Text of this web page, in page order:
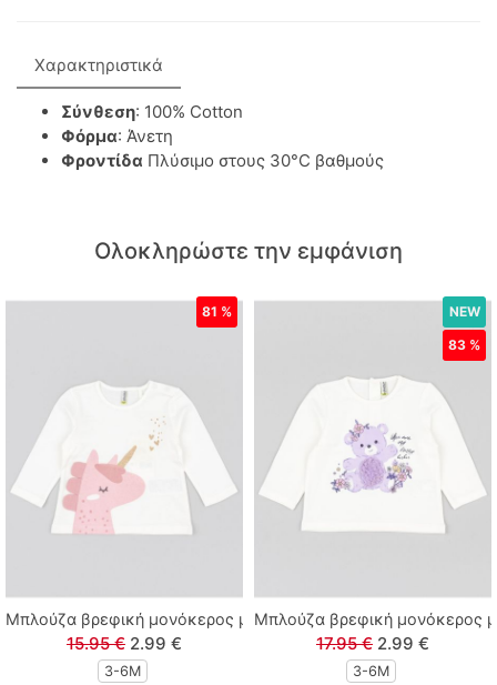
Χαρακτηριστικά
Σύνθεση: 100% Cotton
Φόρμα: Άνετη
Φροντίδα Πλύσιμο στους 30°C βαθμούς
Ολοκληρώστε την εμφάνιση
Μπλούζα βρεφική μονόκερος με glitter λευκό
15.95 € 2.99 €
3-6M
81 %
Μπλούζα βρεφική μονόκερος
17.95 € 2.99 €
3-6M
NEW
83 %
Paco
Paul Christophe
Queen Fashion
Sarah Chole
Sprint
Street Monkey
Sweet Baby